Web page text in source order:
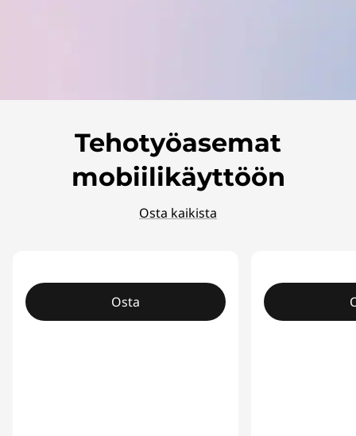
Tehotyöasemat
mobiilikäyttöön
Osta kaikista
Osta